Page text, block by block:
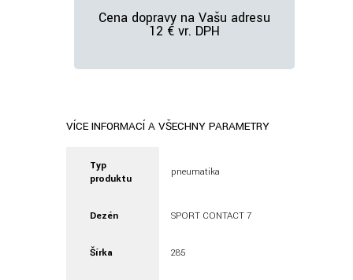
Cena dopravy na Vašu adresu
12 € vr. DPH
VÍCE INFORMACÍ A VŠECHNY PARAMETRY
Typ
produktu
pneumatika
Dezén SPORT CONTACT 7
Šírka 285